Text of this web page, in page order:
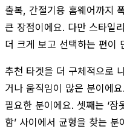
출복, 간절기용 홈웨어까지
큰 장점이에요. 다만 스타일
더 크게 보고 선택하는 편이
추천 타겟을 더 구체적으로
거나 움직임이 많은 분이에
필요한 분이에요. 셋째는 ‘잠
함’ 사이에서 균형을 찾는